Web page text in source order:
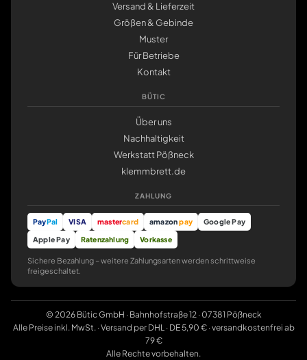
Versand & Lieferzeit
Größen & Gebinde
Muster
Für Betriebe
Kontakt
BÜTIC
Über uns
Nachhaltigkeit
Werkstatt Pößneck
klemmbrett.de
ZAHLUNG
PayPal VISA mastercard amazonpay
Google Pay
Apple Pay
Ratenzahlung Vorkasse
Sichere Bezahlung – weitere Zahlungsarten werden schrittweise
freigeschaltet.
© 2026 Bütic GmbH · Bahnhofstraße 12 · 07381 Pößneck
Alle Preise inkl. MwSt. · Versand per DHL · DE 5,90 € · versandkostenfrei ab
79 €
Alle Rechte vorbehalten.